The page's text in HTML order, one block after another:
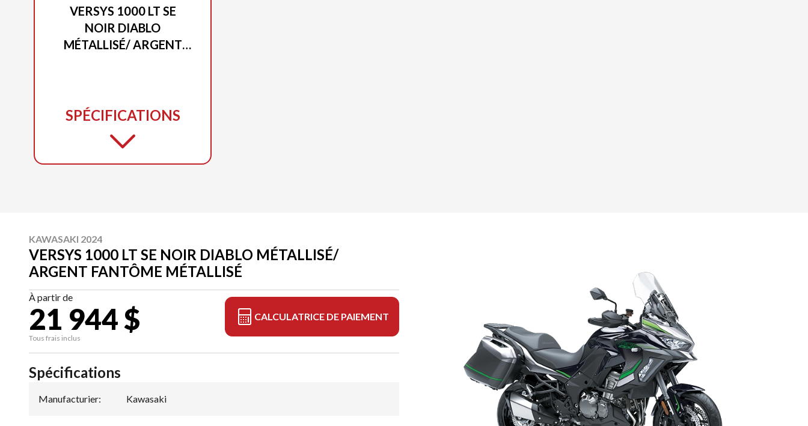
VERSYS 1000 LT SE
NOIR DIABLO
MÉTALLISÉ/ ARGENT
SPÉCIFICATIONS
KAWASAKI 2024
VERSYS 1000 LT SE NOIR DIABLO MÉTALLISÉ/
ARGENT FANTÔME MÉTALLISÉ
À partir de
21 944 $
Tous frais inclus
CALCULATRICE DE PAIEMENT
Spécifications
Manufacturier: Kawasaki